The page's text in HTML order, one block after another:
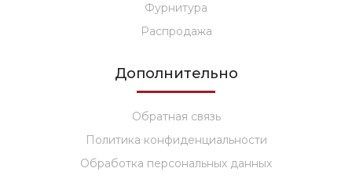
Фурнитура
Распродажа
Дополнительно
Обратная связь
Политика конфиденциальности
Обработка персональных данных